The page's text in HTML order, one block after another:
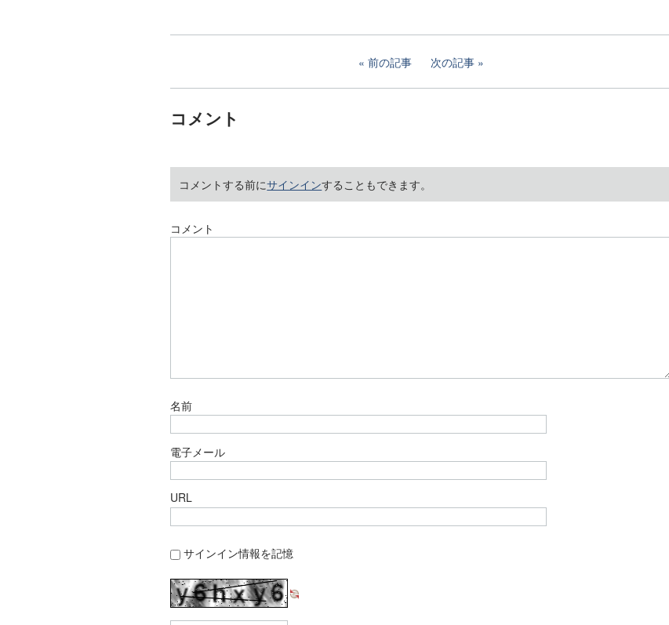
前の記事 次の記事
コメント
コメントする前にサインインすることもできます。
コメント
名前
電子メール
URL
サインイン情報を記憶